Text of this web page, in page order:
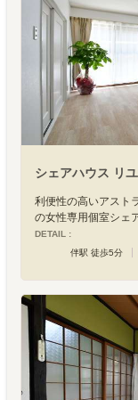
シェアハウス リ
利便性の高いアスト
の女性専用個室シェ
DETAIL :
伴駅 徒歩5分